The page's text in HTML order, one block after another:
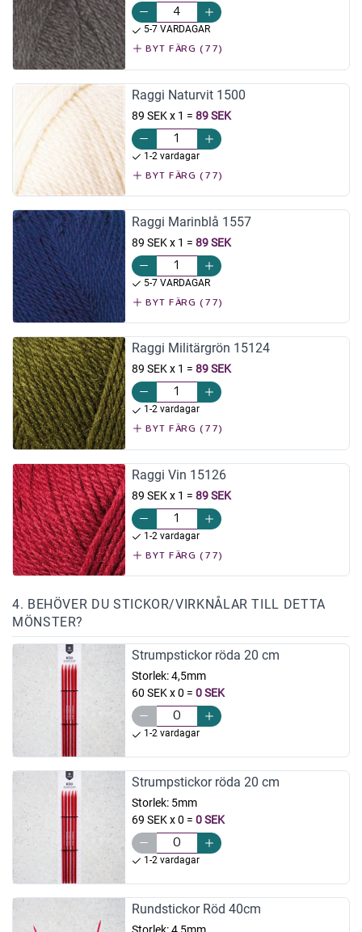
5-7 VARDAGAR
BYT FÄRG (77)
Raggi Naturvit 1500
89 SEK x 1 = 89 SEK
1-2 vardagar
BYT FÄRG (77)
Raggi Marinblå 1557
89 SEK x 1 = 89 SEK
5-7 VARDAGAR
BYT FÄRG (77)
Raggi Militärgrön 15124
89 SEK x 1 = 89 SEK
1-2 vardagar
BYT FÄRG (77)
Raggi Vin 15126
89 SEK x 1 = 89 SEK
1-2 vardagar
BYT FÄRG (77)
4. BEHÖVER DU STICKOR/VIRKNÅLAR TILL DETTA
MÖNSTER?
Strumpstickor röda 20 cm
Storlek:4,5mm
60 SEK x 0 = 0 SEK
1-2 vardagar
Strumpstickor röda 20 cm
Storlek: 5mm
69 SEK x 0 = 0 SEK
1-2 vardagar
Rundstickor Röd 40cm
Storlek:4,5mm